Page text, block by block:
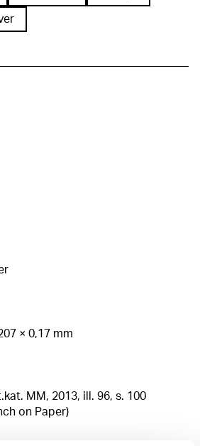
× 0,17 mm
MM, 2013, ill. 96, s. 100
on Paper)